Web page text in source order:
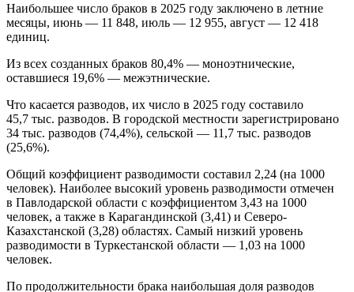
Наибольшее число браков в 2025 году заключено в летние
месяцы, июнь — 11 848, июль — 12 955, август — 12 418
единиц.
Из всех созданных браков 80,4% — моноэтнические,
оставшиеся 19,6% — межэтнические.
Что касается разводов, их число в 2025 году составило
45,7 тыс. разводов. В городской местности зарегистрировано
34 тыс. разводов (74,4%), сельской — 11,7 тыс. разводов
(25,6%).
Общий коэффициент разводимости составил 2,24 (на 1000
человек). Наиболее высокий уровень разводимости отмечен
в Павлодарской области с коэффициентом 3,43 на 1000
человек, а также в Карагандинской (3,41) и Северо-
Казахстанской (3,28) областях. Самый низкий уровень
разводимости в Туркестанской области — 1,03 на 1000
человек.
По продолжительности брака наибольшая доля разводов